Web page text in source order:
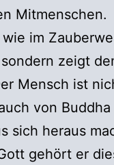
Mitmenschen.
im
zeigt
Mensch ist
von
sich heraus
gehört er